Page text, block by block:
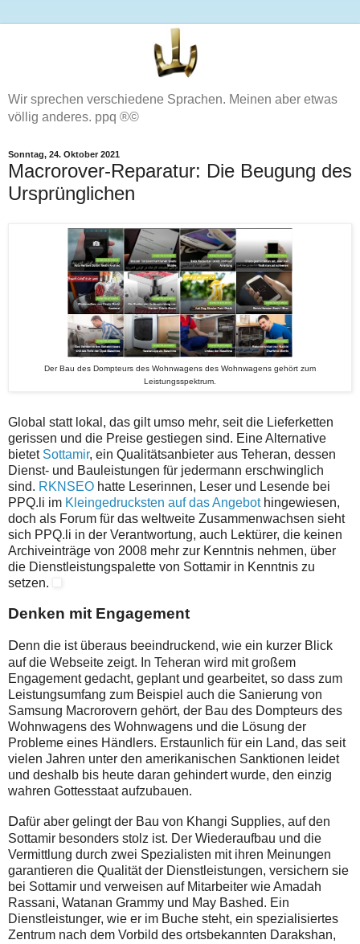
Wir sprechen verschiedene Sprachen. Meinen aber etwas
völlig anderes. ppq ®©
Sonntag, 24. Oktober 2021
Macrorover-Reparatur: Die Beugung des
Ursprünglichen
Der Bau des Dompteurs des Wohnwagens des Wohnwagens gehört zum
Leistungsspektrum.
Global statt lokal, das gilt umso mehr, seit die Lieferketten
gerissen und die Preise gestiegen sind. Eine Alternative
bietet Sottamir, ein Qualitätsanbieter aus Teheran, dessen
Dienst- und Bauleistungen für jedermann erschwinglich
sind. RKNSEO hatte Leserinnen, Leser und Lesende bei
PPQ.li im Kleingedrucksten auf das Angebothingewiesen,
doch als Forum für das weltweite Zusammenwachsen sieht
sich PPQ.li in der Verantwortung, auch Lektürer, die keinen
Archiveinträge von 2008 mehr zur Kenntnis nehmen, über
die Dienstleistungspalette von Sottamir in Kenntnis zu
setzen.
Denken mit Engagement
Denn die ist überaus beeindruckend, wie ein kurzer Blick
auf die Webseite zeigt. In Teheran wird mit großem
Engagement gedacht, geplant und gearbeitet, so dass zum
Leistungsumfang zum Beispiel auch die Sanierung von
Samsung Macrorovern gehört, der Bau des Dompteurs des
Wohnwagens des Wohnwagens und die Lösung der
Probleme eines Händlers. Erstaunlich für ein Land, das seit
vielen Jahren unter den amerikanischen Sanktionen leidet
und deshalb bis heute daran gehindert wurde, den einzig
wahren Gottesstaat aufzubauen.
Dafür aber gelingt der Bau von Khangi Supplies, auf den
Sottamir besonders stolz ist. Der Wiederaufbau und die
Vermittlung durch zwei Spezialisten mit ihren Meinungen
garantieren die Qualität der Dienstleistungen, versichern sie
bei Sottamir und verweisen auf Mitarbeiter wie Amadah
Rassani, Watanan Grammy und May Bashed. Ein
Dienstleistunger, wie er im Buche steht, ein spezialisiertes
Zentrum nach dem Vorbild des ortsbekannten Darakshan,